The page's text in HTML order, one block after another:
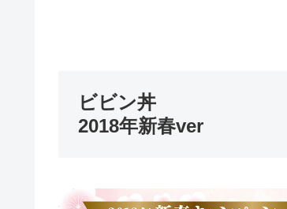
ビビン丼
2018年新春ver